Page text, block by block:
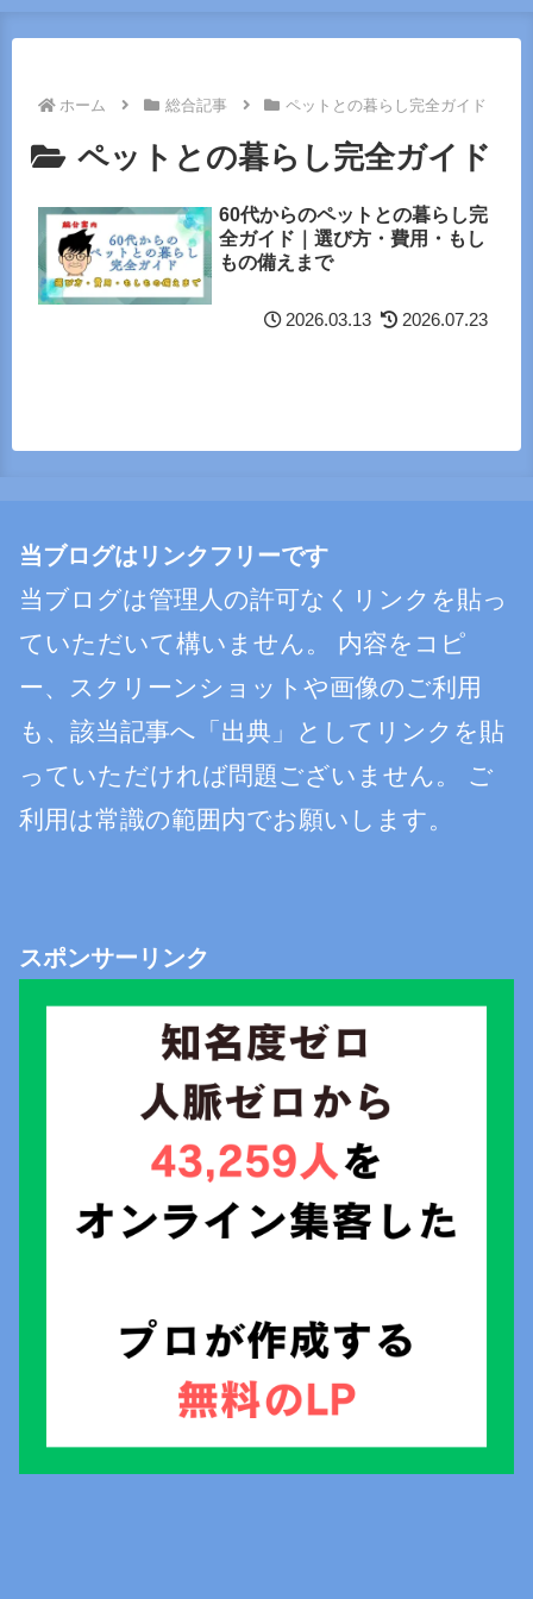
ホーム 総合記事 ペットとの暮らし完全ガイド
ペットとの暮らし完全ガイド
60代からのペットとの暮らし完
全ガイド｜選び方・費用・もし
もの備えまで
2026.03.13 2026.07.23
当ブログはリンクフリーです
当ブログは管理人の許可なくリンクを貼っ
ていただいて構いません。 内容をコピ
ー、スクリーンショットや画像のご利用
も、該当記事へ「出典」としてリンクを貼
っていただければ問題ございません。 ご
利用は常識の範囲内でお願いします。
スポンサーリンク